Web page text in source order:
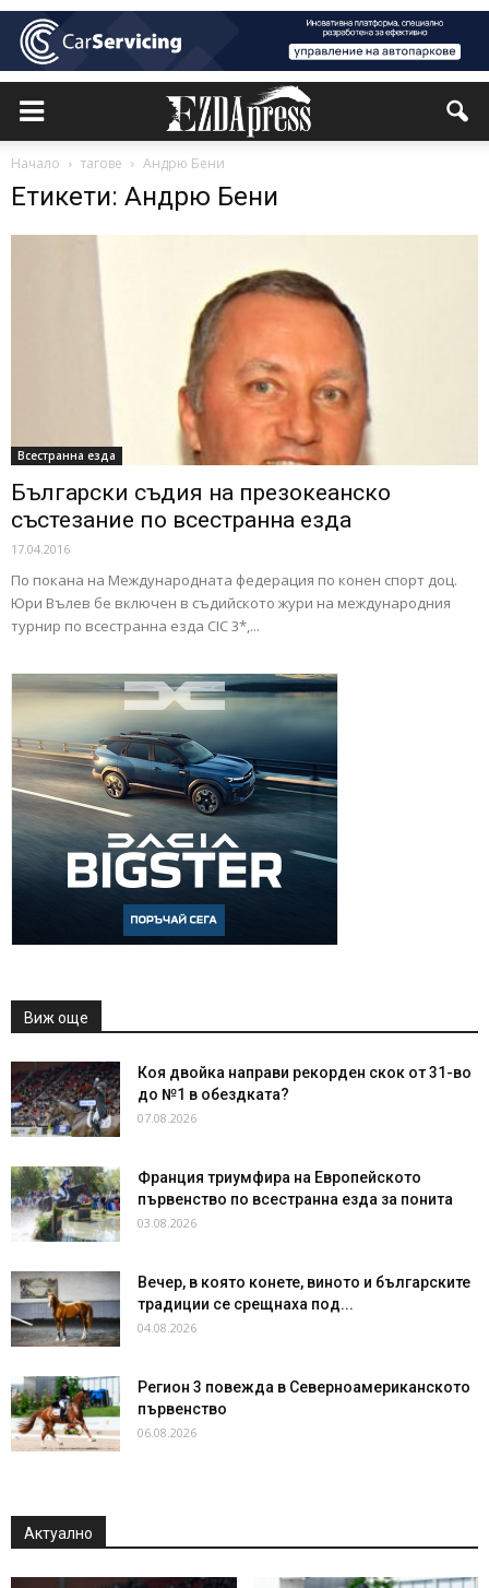
Начало тагове Андрю Бени
Етикети: Андрю Бени
Всестранна езда
Български съдия на презокеанско
състезание по всестранна езда
17.04.2016
По покана на Международната федерация по конен спорт доц.
Юри Вълев бе включен в съдийското жури на международния
турнир по всестранна езда CIC 3*,...
Виж още
Коя двойка направи рекорден скок от 31-во
до №1 в обездката?
07.08.2026
Франция триумфира на Европейското
първенство по всестранна езда за понита
03.08.2026
Вечер, в която конете, виното и българските
традиции се срещнаха под...
04.08.2026
Регион 3 повежда в Северноамериканското
първенство
06.08.2026
Актуално